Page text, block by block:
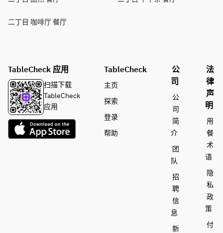
二丁目 咖啡厅 餐厅
TableCheck 应用
扫描下载
TableCheck
应用
TableCheck
主页
探索
登录
帮助
公
司
公
司
简
介
团
队
招
聘
信
息
新
法
律
声
明
用
餐
术
语
隐
私
政
策
付